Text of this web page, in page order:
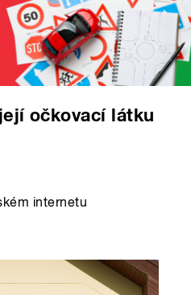
očkovací látku
internetu